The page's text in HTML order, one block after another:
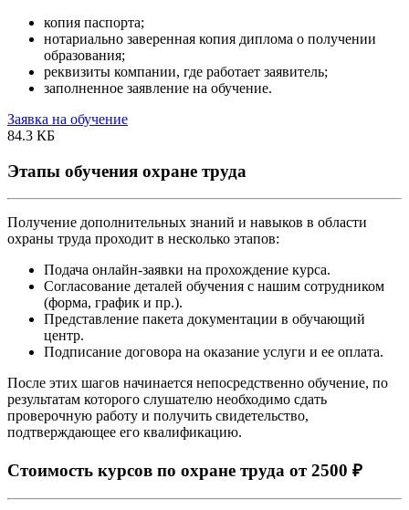
копия паспорта;
нотариально заверенная копия диплома о получении
образования;
реквизиты компании, где работает заявитель;
заполненное заявление на обучение.
Заявка на обучение
84.3 КБ
Этапы обучения охране труда
Получение дополнительных знаний и навыков в области
охраны труда проходит в несколько этапов:
Подача онлайн-заявки на прохождение курса.
Согласование деталей обучения с нашим сотрудником
(форма, график и пр.).
Представление пакета документации в обучающий
центр.
Подписание договора на оказание услуги и ее оплата.
После этих шагов начинается непосредственно обучение, по
результатам которого слушателю необходимо сдать
проверочную работу и получить свидетельство,
подтверждающее его квалификацию.
Стоимость курсов по охране труда от 2500 ₽